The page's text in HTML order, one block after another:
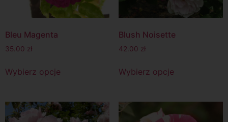
Bleu Magenta
35.00 zł
Wybierz opcje
Blush Noisette
42.00 zł
Wybierz opcje